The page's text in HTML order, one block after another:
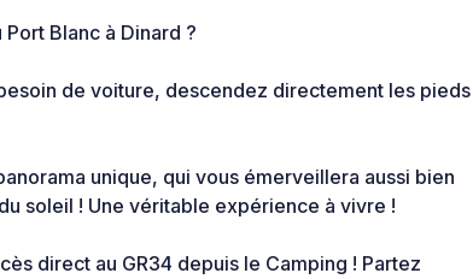
Blanc à Dinard ?
de voiture, descendez directement les pieds
unique, qui vous émerveillera aussi bien
soleil ! Une véritable expérience à vivre !
direct au GR34 depuis le Camping ! Partez